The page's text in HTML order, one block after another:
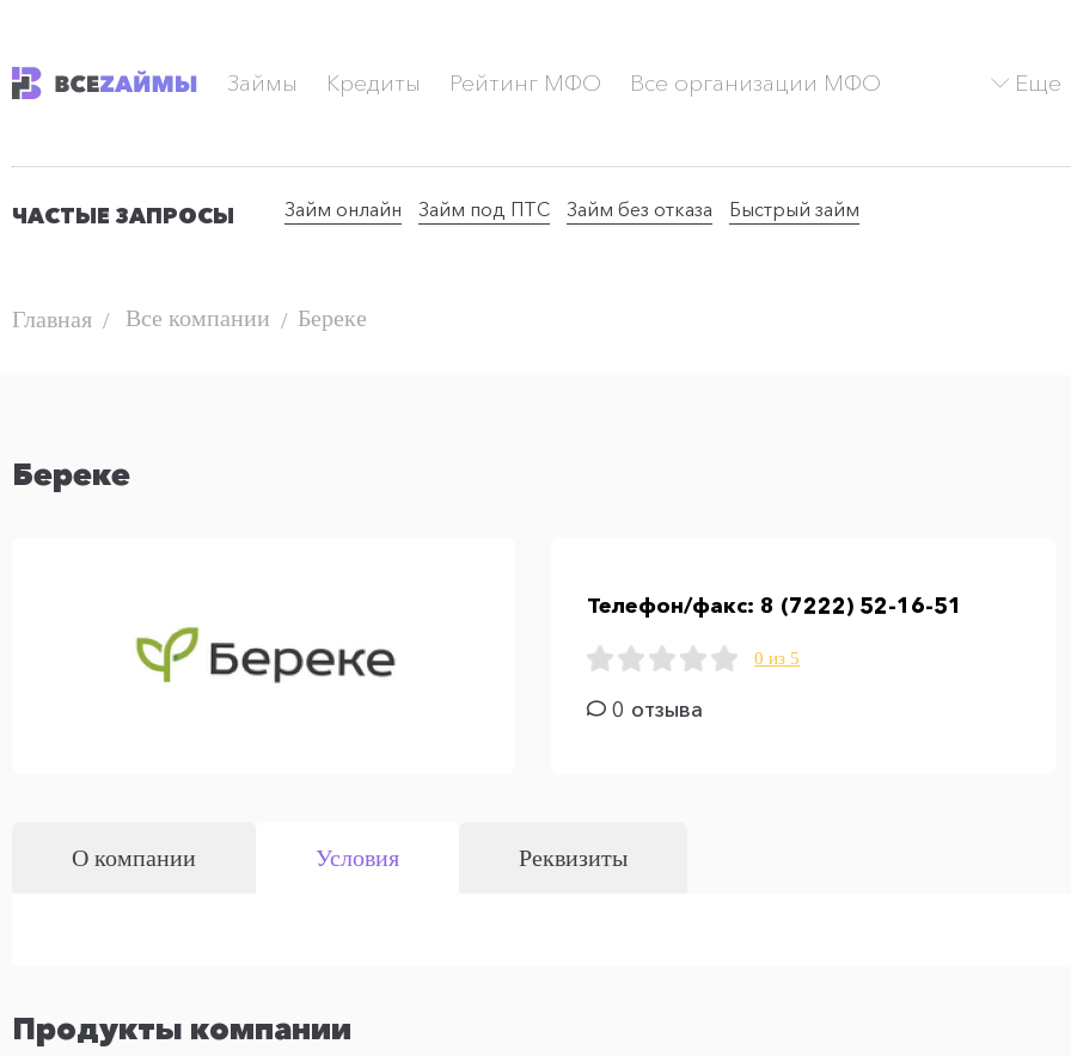
Займы Кредиты Рейтинг МФО Все организации МФО Еще
ЧАСТЫЕ ЗАПРОСЫ Займ онлайн Займ под ПТС Займ без отказа Быстрый займ
Главная Все компании Береке
Береке
Телефон/факс: 8 (7222) 52-16-51
0 из 5
0 отзыва
О компании Условия Реквизиты
Продукты компании